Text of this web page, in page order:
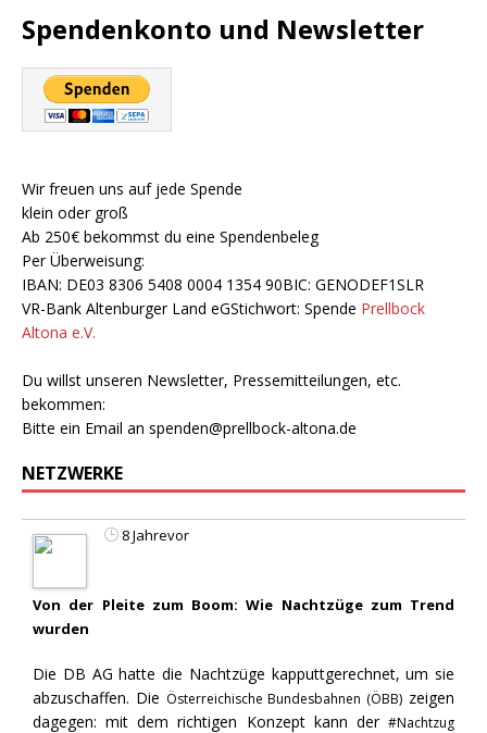
Spendenkonto und Newsletter
Wir freuen uns auf jede Spende
klein oder groß
Ab 250€ bekommst du eine Spendenbeleg
Per Überweisung:
IBAN: DE03 8306 5408 0004 1354 90BIC: GENODEF1SLR
VR-Bank Altenburger Land eGStichwort: Spende Prellbock
Altona e.V.
Du willst unseren Newsletter, Pressemitteilungen, etc.
bekommen:
Bitte ein Email an spenden@prellbock-altona.de
NETZWERKE
8 Jahrevor
Von der Pleite zum Boom: Wie Nachtzüge zum Trend
wurden
Die DB AG hatte die Nachtzüge kapputtgerechnet, um sie
abzuschaffen. Die Österreichische Bundesbahnen (ÖBB) zeigen
dagegen: mit dem richtigen Konzept kann der #Nachtzug